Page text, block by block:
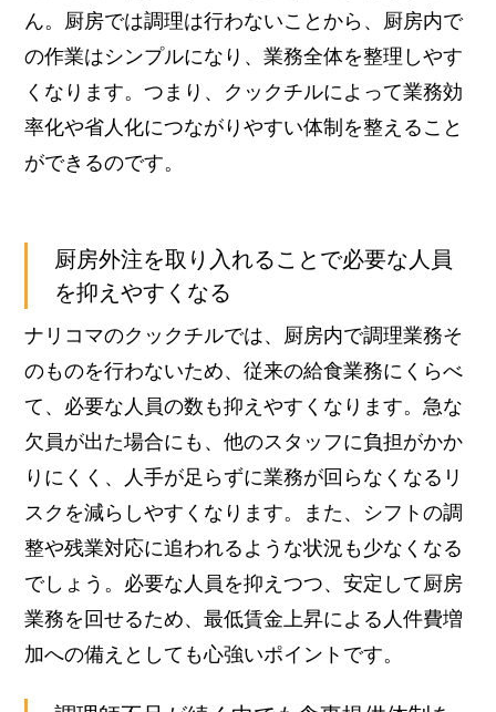
ん。厨房では調理は行わないことから、厨房内で
の作業はシンプルになり、業務全体を整理しやす
くなります。つまり、クックチルによって業務効
率化や省人化につながりやすい体制を整えること
ができるのです。
厨房外注を取り入れることで必要な人員
を抑えやすくなる
ナリコマのクックチルでは、厨房内で調理業務そ
のものを行わないため、従来の給食業務にくらべ
て、必要な人員の数も抑えやすくなります。急な
欠員が出た場合にも、他のスタッフに負担がかか
りにくく、人手が足らずに業務が回らなくなるリ
スクを減らしやすくなります。また、シフトの調
整や残業対応に追われるような状況も少なくなる
でしょう。 必要な人員を抑えつつ、安定して厨房
業務を回せるため、最低賃金上昇による人件費増
加への備えとしても心強いポイントです。